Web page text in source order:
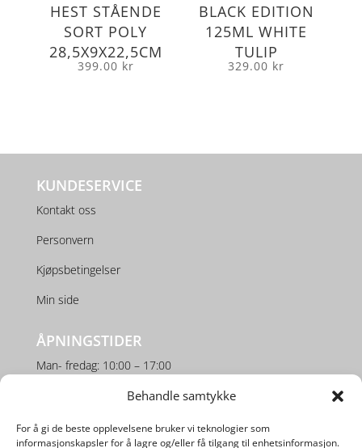
Behandle samtykke
For å gi de beste opplevelsene bruker vi teknologier som
informasjonskapsler for å lagre og/eller få tilgang til enhetsinformasjon.
HEST STÅENDE
SORT POLY
28,5X9X22,5CM
399.00 kr
BLACK EDITION
125ML WHITE
TULIP
329.00 kr
KUNDESERVICE
Kontakt oss
Personvern
Kjøpsbetingelser
Min side
ÅPNINGSTIDER
Man- fredag: 10:00 – 17:00
Lørdag: 10:00 – 16:00
SOSIALE MEDIER